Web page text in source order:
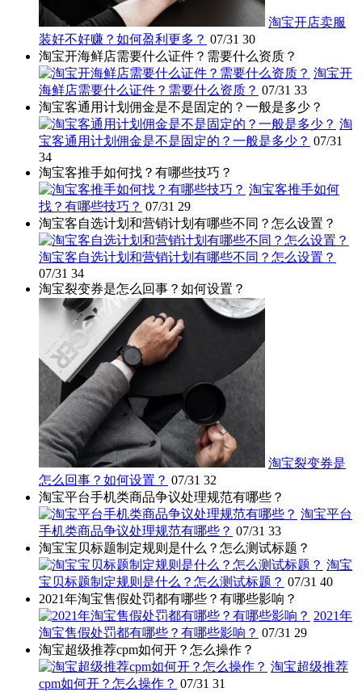
淘宝开店卖服
装好不好赚？如何盈利更多？ 07/31 30
淘宝开海鲜店需要什么证件？需要什么资质？
淘宝开
海鲜店需要什么证件？需要什么资质？ 07/31 33
淘宝客通用计划佣金是不是固定的？一般是多少？
淘
宝客通用计划佣金是不是固定的？一般是多少？ 07/31
34
淘宝客推手如何找？有哪些技巧？
淘宝客推手如何
找？有哪些技巧？ 07/31 29
淘宝客自选计划和营销计划有哪些不同？怎么设置？
淘宝客自选计划和营销计划有哪些不同？怎么设置？
07/31 34
淘宝裂变券是怎么回事？如何设置？
淘宝裂变券是
怎么回事？如何设置？ 07/31 32
淘宝平台手机类商品争议处理规范有哪些？
淘宝平台
手机类商品争议处理规范有哪些？ 07/31 33
淘宝宝贝标题制定规则是什么？怎么测试标题？
淘宝
宝贝标题制定规则是什么？怎么测试标题？ 07/31 40
2021年淘宝售假处罚都有哪些？有哪些影响？
2021年
淘宝售假处罚都有哪些？有哪些影响？ 07/31 29
淘宝超级推荐cpm如何开？怎么操作？
淘宝超级推荐
cpm如何开？怎么操作？ 07/31 31